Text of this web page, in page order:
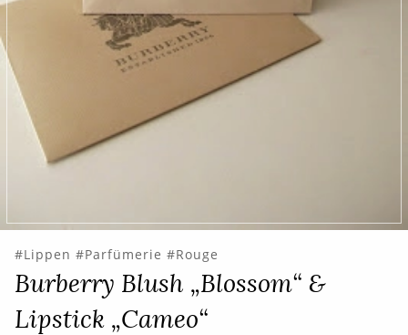
Lippen Parfümerie Rouge
Burberry Blush „Blossom“ &
Lipstick „Cameo“